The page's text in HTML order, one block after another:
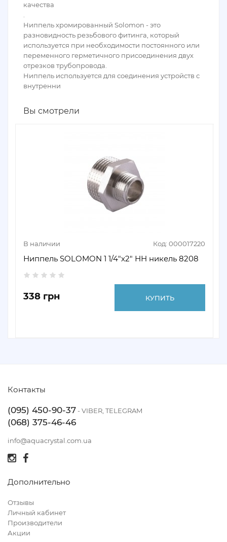
качества
Ниппель хромированный Solomon - это
разновидность резьбового фитинга, который
используется при необходимости постоянного или
переменного герметичного присоединения двух
отрезков трубопровода.
Ниппель используется для соединения устройств с
внутренни
Вы смотрели
В наличии Код: 000017220
Ниппель SOLOMON 1 1/4"х2" НН никель 8208
338 грн КУПИТЬ
Контакты
(095) 450-90-37- VIBER, TELEGRAM
(068) 375-46-46
info@aquacrystal.com.ua
Дополнительно
Отзывы
Личный кабинет
Производители
Акции